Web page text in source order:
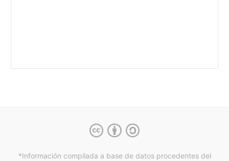
*Información compilada a base de datos procedentes del